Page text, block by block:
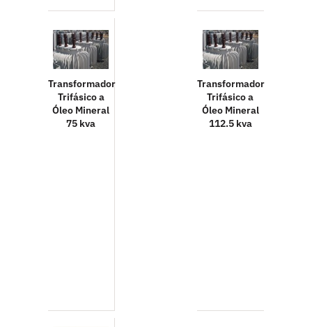
Transformador
Trifásico a
Óleo Mineral
75 kva
Transformador
Trifásico a
Óleo Mineral
112.5 kva